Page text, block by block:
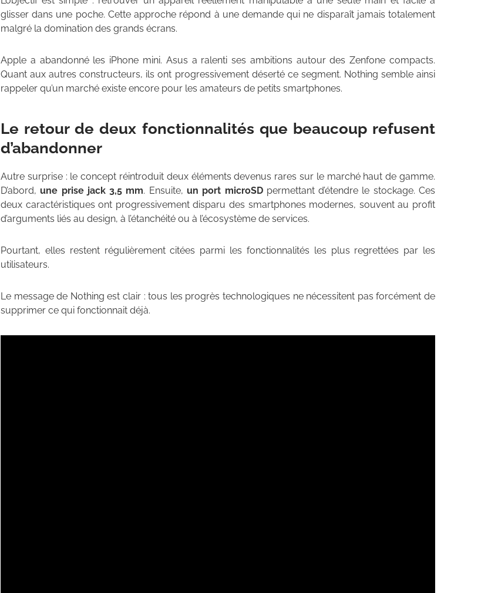
glisser dans une poche. Cette approche répond à une demande qui ne disparaît jamais totalement
malgré la domination des grands écrans.
Apple a abandonné les iPhone mini. Asus a ralenti ses ambitions autour des Zenfone compacts.
Quant aux autres constructeurs, ils ont progressivement déserté ce segment. Nothing semble ainsi
rappeler qu’un marché existe encore pour les amateurs de petits smartphones.
Le retour de deux fonctionnalités que beaucoup refusent
d’abandonner
Autre surprise : le concept réintroduit deux éléments devenus rares sur le marché haut de gamme.
D’abord, une prise jack 3,5 mm. Ensuite, un port microSDpermettant d’étendre le stockage. Ces
deux caractéristiques ont progressivement disparu des smartphones modernes, souvent au profit
d’arguments liés au design, à l’étanchéité ou à l’écosystème de services.
Pourtant, elles restent régulièrement citées parmi les fonctionnalités les plus regrettées par les
utilisateurs.
Le message de Nothing est clair : tous les progrès technologiques ne nécessitent pas forcément de
supprimer ce qui fonctionnait déjà.